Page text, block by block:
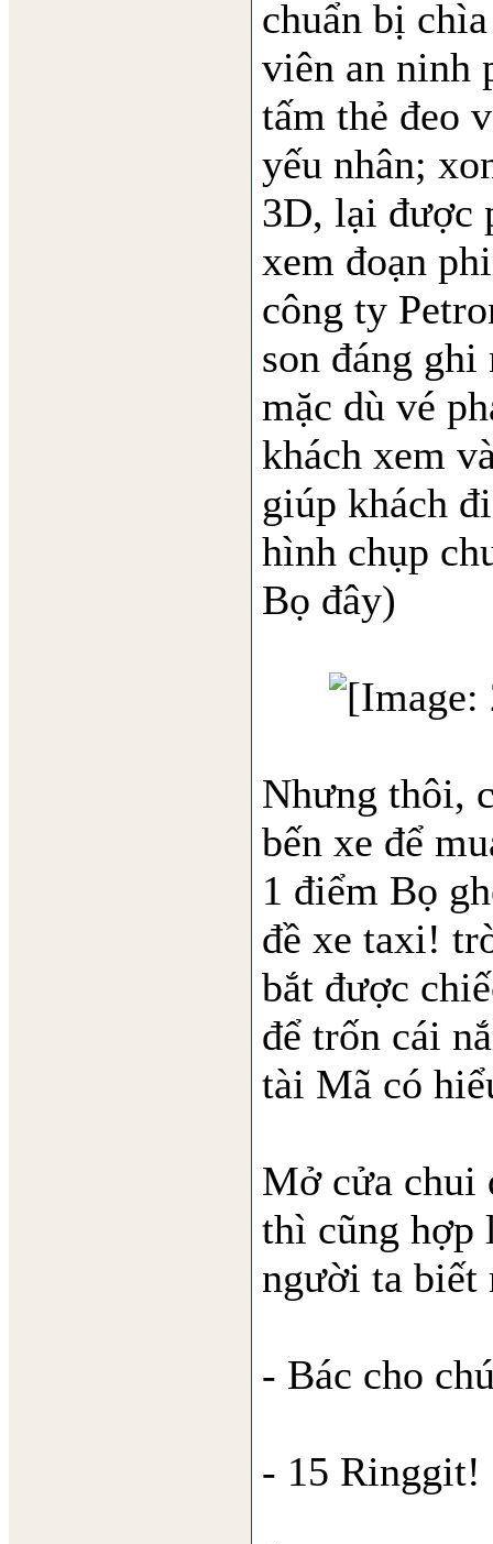
chuẩn bị
viên an ninh
tấm thẻ đeo
yếu nhân;
3D, lại được
xem đoạn
công ty
son đáng ghi
mặc dù vé
khách xem
giúp khách
hình chụp
Bọ đây)
Nhưng thôi,
bến xe để
1 điểm Bọ
đề xe taxi!
bắt được
để trốn cái
tài Mã có
Mở cửa chui
thì cũng hợp
người ta biết
- Bác cho
- 15 Ringgit!